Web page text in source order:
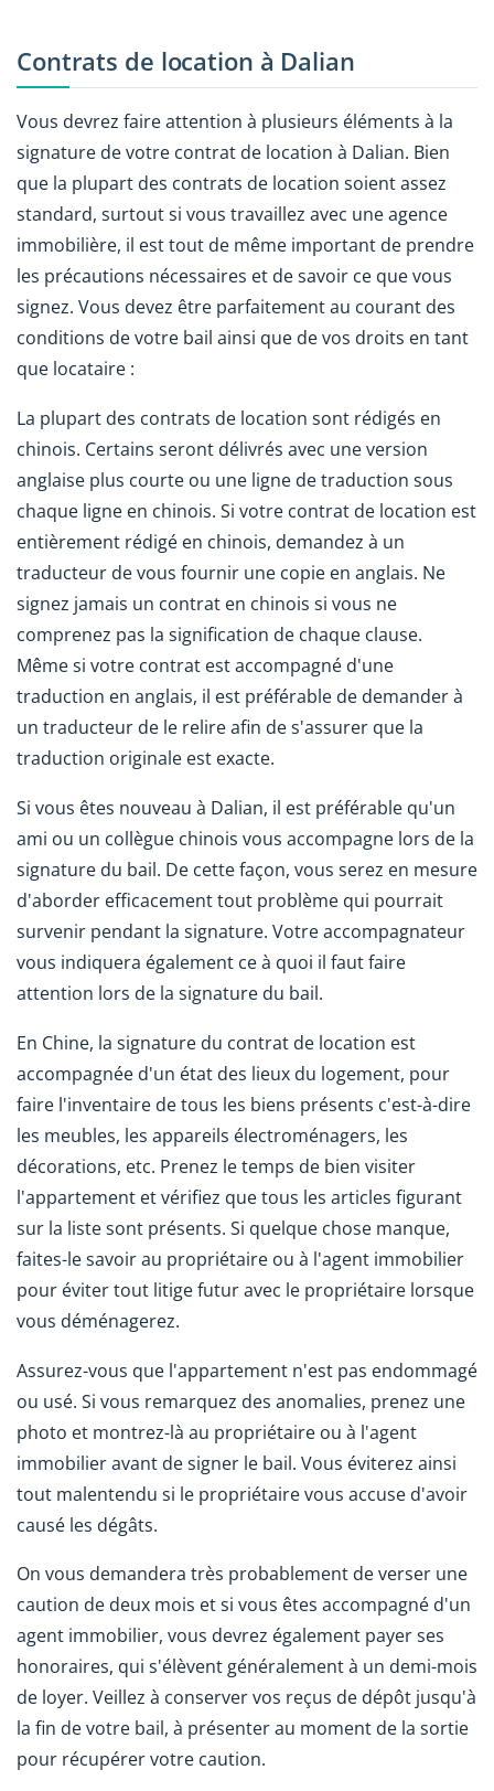
Contrats de location à Dalian
Vous devrez faire attention à plusieurs éléments à la
signature de votre contrat de location à Dalian. Bien
que la plupart des contrats de location soient assez
standard, surtout si vous travaillez avec une agence
immobilière, il est tout de même important de prendre
les précautions nécessaires et de savoir ce que vous
signez. Vous devez être parfaitement au courant des
conditions de votre bail ainsi que de vos droits en tant
que locataire :
La plupart des contrats de location sont rédigés en
chinois. Certains seront délivrés avec une version
anglaise plus courte ou une ligne de traduction sous
chaque ligne en chinois. Si votre contrat de location est
entièrement rédigé en chinois, demandez à un
traducteur de vous fournir une copie en anglais. Ne
signez jamais un contrat en chinois si vous ne
comprenez pas la signification de chaque clause.
Même si votre contrat est accompagné d'une
traduction en anglais, il est préférable de demander à
un traducteur de le relire afin de s'assurer que la
traduction originale est exacte.
Si vous êtes nouveau à Dalian, il est préférable qu'un
ami ou un collègue chinois vous accompagne lors de la
signature du bail. De cette façon, vous serez en mesure
d'aborder efficacement tout problème qui pourrait
survenir pendant la signature. Votre accompagnateur
vous indiquera également ce à quoi il faut faire
attention lors de la signature du bail.
En Chine, la signature du contrat de location est
accompagnée d'un état des lieux du logement, pour
faire l'inventaire de tous les biens présents c'est-à-dire
les meubles, les appareils électroménagers, les
décorations, etc. Prenez le temps de bien visiter
l'appartement et vérifiez que tous les articles figurant
sur la liste sont présents. Si quelque chose manque,
faites-le savoir au propriétaire ou à l'agent immobilier
pour éviter tout litige futur avec le propriétaire lorsque
vous déménagerez.
Assurez-vous que l'appartement n'est pas endommagé
ou usé. Si vous remarquez des anomalies, prenez une
photo et montrez-là au propriétaire ou à l'agent
immobilier avant de signer le bail. Vous éviterez ainsi
tout malentendu si le propriétaire vous accuse d'avoir
causé les dégâts.
On vous demandera très probablement de verser une
caution de deux mois et si vous êtes accompagné d'un
agent immobilier, vous devrez également payer ses
honoraires, qui s'élèvent généralement à un demi-mois
de loyer. Veillez à conserver vos reçus de dépôt jusqu'à
la fin de votre bail, à présenter au moment de la sortie
pour récupérer votre caution.